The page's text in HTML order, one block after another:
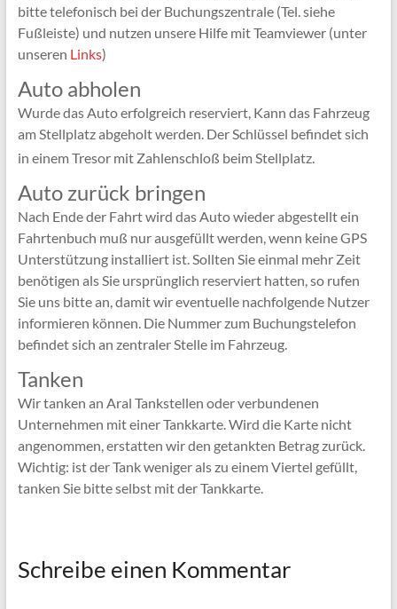
bitte telefonisch bei der Buchungszentrale (Tel. siehe
Fußleiste) und nutzen unsere Hilfe mit Teamviewer (unter
unseren Links)
Auto abholen
Wurde das Auto erfolgreich reserviert, Kann das Fahrzeug
am Stellplatz abgeholt werden. Der Schlüssel befindet sich
in einem Tresor mit Zahlenschloß beim Stellplatz.
Auto zurück bringen
Nach Ende der Fahrt wird das Auto wieder abgestellt ein
Fahrtenbuch muß nur ausgefüllt werden, wenn keine GPS
Unterstützung installiert ist. Sollten Sie einmal mehr Zeit
benötigen als Sie ursprünglich reserviert hatten, so rufen
Sie uns bitte an, damit wir eventuelle nachfolgende Nutzer
informieren können. Die Nummer zum Buchungstelefon
befindet sich an zentraler Stelle im Fahrzeug.
Tanken
Wir tanken an Aral Tankstellen oder verbundenen
Unternehmen mit einer Tankkarte. Wird die Karte nicht
angenommen, erstatten wir den getankten Betrag zurück.
Wichtig: ist der Tank weniger als zu einem Viertel gefüllt,
tanken Sie bitte selbst mit der Tankkarte.
Schreibe einen Kommentar